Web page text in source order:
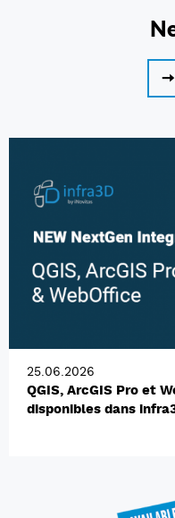
25.06.2026
QGIS, ArcGIS Pro et
disponibles dans